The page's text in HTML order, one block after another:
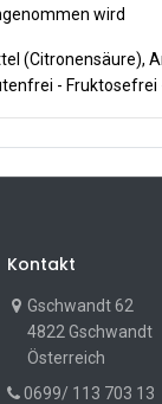
wird
-
Kontakt
Gschwandt 62
4822 Gschwandt
Österreich
0699/ 113 703 13